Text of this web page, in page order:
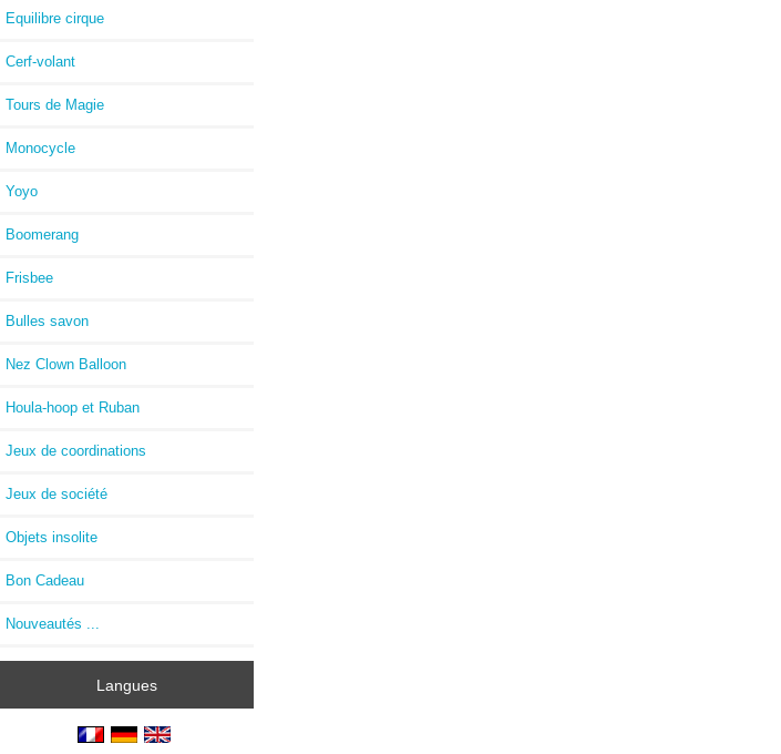
Equilibre cirque
Cerf-volant
Tours de Magie
Monocycle
Yoyo
Boomerang
Frisbee
Bulles savon
Nez Clown Balloon
Houla-hoop et Ruban
Jeux de coordinations
Jeux de société
Objets insolite
Bon Cadeau
Nouveautés ...
Langues